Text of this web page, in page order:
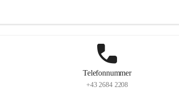
Telefonnummer
+43 2684 2208